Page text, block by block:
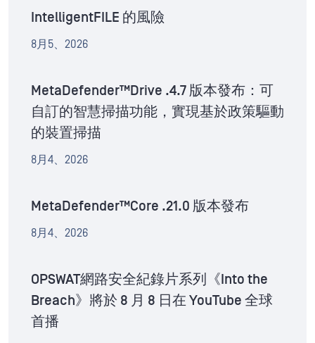
IntelligentFILE 的風險
8月5、2026
MetaDefender™Drive .4.7 版本發布：可
自訂的智慧掃描功能，實現基於政策驅動
的裝置掃描
8月4、2026
MetaDefender™Core .21.0 版本發布
8月4、2026
OPSWAT網路安全紀錄片系列《Into the
Breach》將於 8 月 8 日在 YouTube 全球
首播